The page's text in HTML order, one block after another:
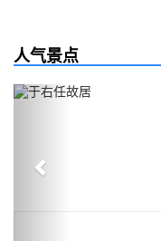
人气景点
Previous